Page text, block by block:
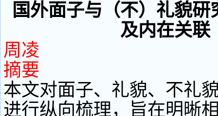
国外面子与（不）礼貌研
及内在关联
周凌
摘要
本文对面子、礼貌、不礼
进行纵向梳理，旨在明晰